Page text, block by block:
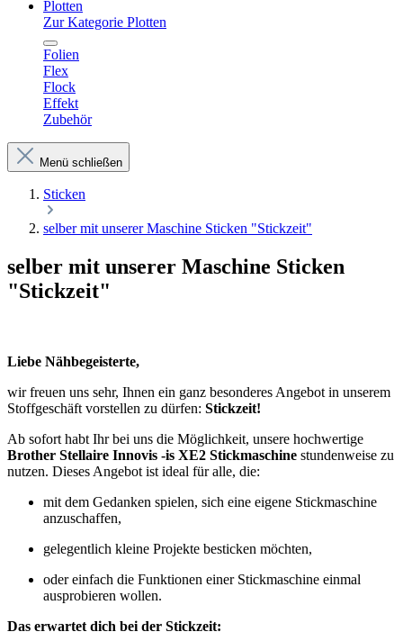
Plotten
Zur Kategorie Plotten
Folien
Flex
Flock
Effekt
Zubehör
Menü schließen
Sticken
selber mit unserer Maschine Sticken "Stickzeit"
selber mit unserer Maschine Sticken
"Stickzeit"
Liebe Nähbegeisterte,
wir freuen uns sehr, Ihnen ein ganz besonderes Angebot in unserem
Stoffgeschäft vorstellen zu dürfen: Stickzeit!
Ab sofort habt Ihr bei uns die Möglichkeit, unsere hochwertige
Brother Stellaire Innovis -is XE2 Stickmaschine stundenweise zu
nutzen. Dieses Angebot ist ideal für alle, die:
mit dem Gedanken spielen, sich eine eigene Stickmaschine
anzuschaffen,
gelegentlich kleine Projekte besticken möchten,
oder einfach die Funktionen einer Stickmaschine einmal
ausprobieren wollen.
Das erwartet dich bei der Stickzeit: